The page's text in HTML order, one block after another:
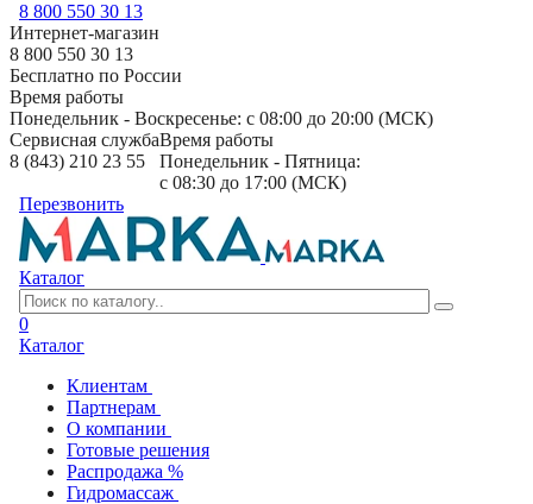
8 800 550 30 13
Интернет-магазин
8 800 550 30 13
Бесплатно по России
Время работы
Понедельник - Воскресенье: с 08:00 до 20:00 (МСК)
Сервисная служба
8 (843) 210 23 55
Время работы
Понедельник - Пятница:
с 08:30 до 17:00 (МСК)
Перезвонить
Каталог
0
Каталог
Клиентам
Партнерам
О компании
Готовые решения
Распродажа %
Гидромассаж